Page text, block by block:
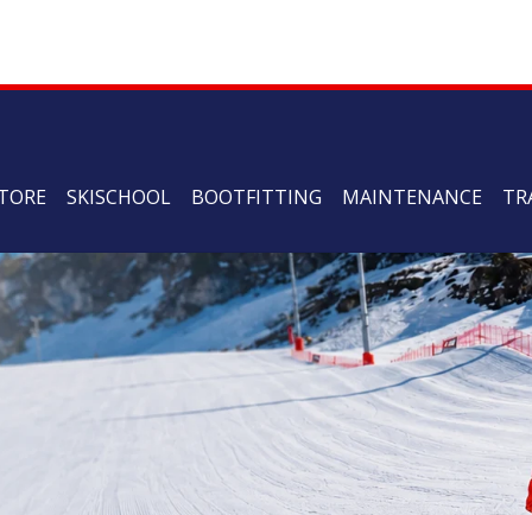
SKISCHOOL BOOTFITTING MAINTENANCE